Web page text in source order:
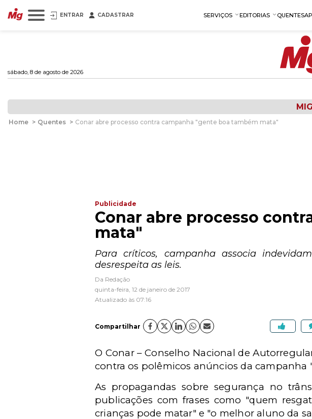
ENTRAR CADASTRAR SERVIÇOS EDITORIAS QUENTES
sábado, 8 de agosto de 2026
Home > Quentes > Conar abre processo contra campanha "gente boa também mata"
Publicidade
Conar abre processo
mata"
Para críticos, campanha associa
desrespeita as leis.
Da Redação
quinta-feira, 12 de janeiro de 2017
Atualizado às 07:16
Compartilhar
O Conar – Conselho Nacional de
contra os polêmicos anúncios da
As propagandas sobre segurança no
publicações com frases como "quem
crianças pode matar" e "o melhor aluno da